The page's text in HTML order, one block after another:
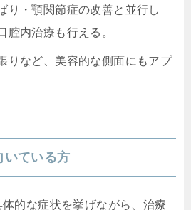
り・顎関節症の改善と並行し
腔内治療も行える。
りなど、美容的な側面にもアプ
いている方
的な症状を挙げながら、治療